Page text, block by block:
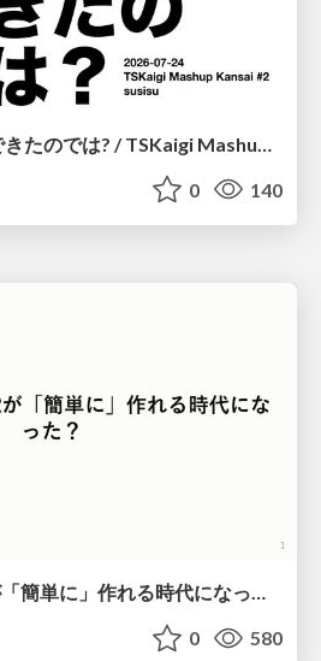
0 140
生成AIで帳票OCRが「簡単に」作れる時代になった？
0 580